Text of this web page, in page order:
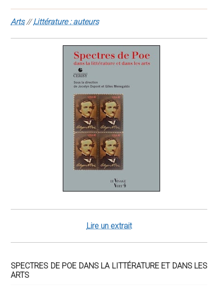
Arts//Littérature : auteurs
Lire un extrait
SPECTRES DE POE DANS LA LITTÉRATURE ET DANS LES
ARTS